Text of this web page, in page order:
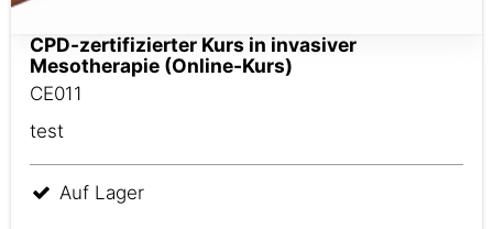
CPD-zertifizierter Kurs in invasiver
Mesotherapie (Online-Kurs)
CE011
test
Auf Lager